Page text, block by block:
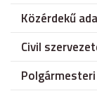
Közérdekű
Civil